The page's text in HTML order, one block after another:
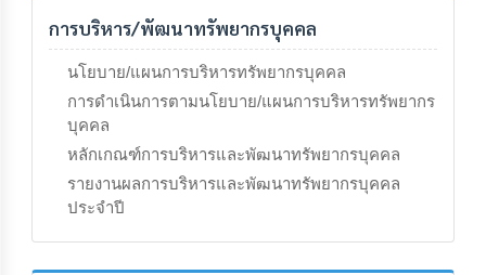
การบริหาร/พัฒนาทรัพยากรบุคคล
นโยบาย/แผนการบริหารทรัพยากรบุคคล
การดำเนินการตามนโยบาย/แผนการบริหารทรัพยากร
บุคคล
หลักเกณฑ์การบริหารและพัฒนาทรัพยากรบุคคล
รายงานผลการบริหารและพัฒนาทรัพยากรบุคคล
ประจำปี